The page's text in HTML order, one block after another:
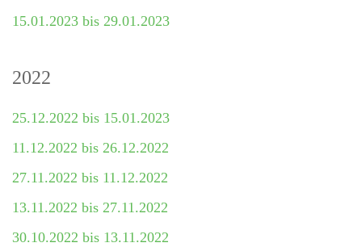
15.01.2023 bis 29.01.2023
2022
25.12.2022 bis 15.01.2023
11.12.2022 bis 26.12.2022
27.11.2022 bis 11.12.2022
13.11.2022 bis 27.11.2022
30.10.2022 bis 13.11.2022